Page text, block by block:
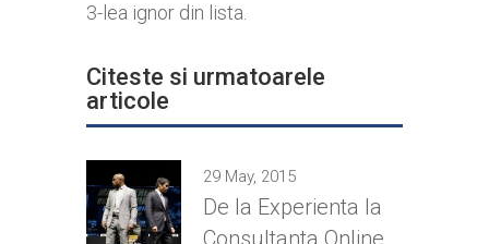
3-lea ignor din lista.
Citeste si urmatoarele
articole
29 May, 2015
De la Experienta la
Consultanta Online